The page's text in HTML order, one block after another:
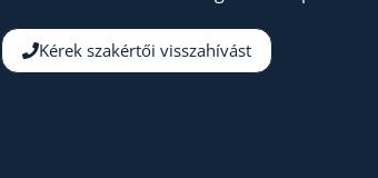
Kérek szakértői visszahívást